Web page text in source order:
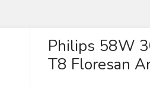
Philips 58W
T8 Floresan